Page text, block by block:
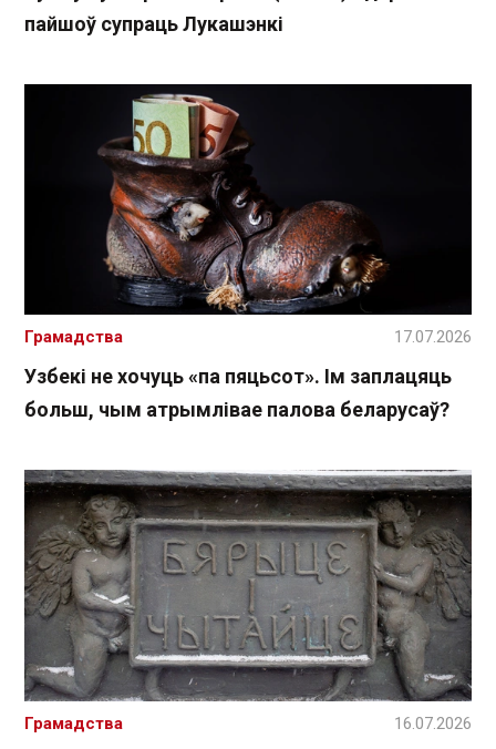
пайшоў супраць Лукашэнкі
Узбекі не хочуць «па пяцьсот». Ім заплацяць
больш, чым атрымлівае палова беларусаў?
Грамадства 17.07.2026
Грамадства 16.07.2026